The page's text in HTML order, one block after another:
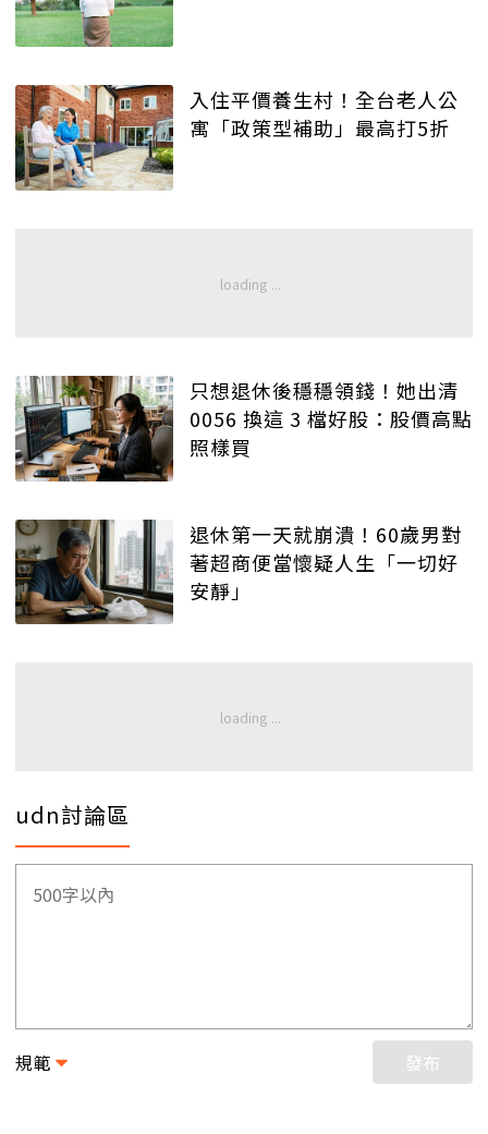
入住平價養生村！全台老人公
寓「政策型補助」最高打5折
只想退休後穩穩領錢！她出清
0056 換這 3 檔好股：股價高點
照樣買
退休第一天就崩潰！60歲男對
著超商便當懷疑人生「一切好
安靜」
udn討論區
規範 發布